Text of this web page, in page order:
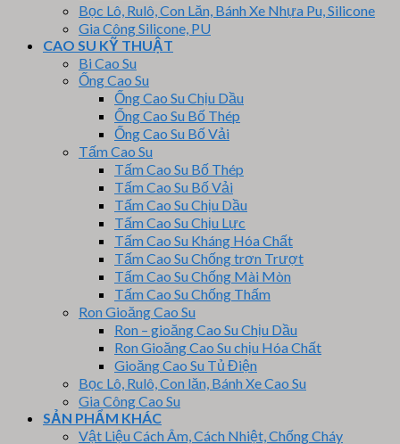
Bọc Lô, Rulô, Con Lăn, Bánh Xe Nhựa Pu, Silicone
Gia Công Silicone, PU
CAO SU KỸ THUẬT
Bi Cao Su
Ống Cao Su
Ống Cao Su Chịu Dầu
Ống Cao Su Bố Thép
Ống Cao Su Bố Vải
Tấm Cao Su
Tấm Cao Su Bố Thép
Tấm Cao Su Bố Vải
Tấm Cao Su Chịu Dầu
Tấm Cao Su Chịu Lực
Tấm Cao Su Kháng Hóa Chất
Tấm Cao Su Chống trơn Trượt
Tấm Cao Su Chống Mài Mòn
Tấm Cao Su Chống Thấm
Ron Gioăng Cao Su
Ron – gioăng Cao Su Chịu Dầu
Ron Gioăng Cao Su chịu Hóa Chất
Gioăng Cao Su Tủ Điện
Bọc Lô, Rulô, Con lăn, Bánh Xe Cao Su
Gia Công Cao Su
SẢN PHẨM KHÁC
Vật Liệu Cách Âm, Cách Nhiệt, Chống Cháy